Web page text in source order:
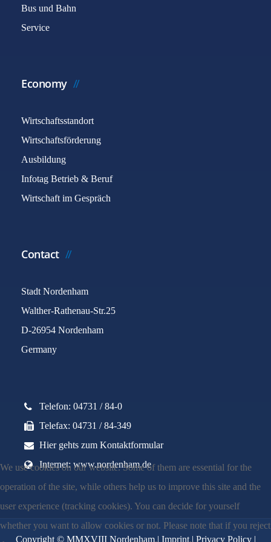
Bus und Bahn
Service
Economy
Wirtschaftsstandort
Wirtschaftsförderung
Ausbildung
Infotag Betrieb & Beruf
Wirtschaft im Gespräch
Contact
Stadt Nordenham
Walther-Rathenau-Str.25
D-26954 Nordenham
Germany
Telefon: 04731 / 84-0
Telefax: 04731 / 84-349
Hier gehts zum Kontaktformular
Internet: www.nordenham.de
Copyright © MMXVIII Nordenham | Imprint| Privacy Policy|
We use cookies on our website. Some of them are essential for the
operation of the site, while others help us to improve this site and the
user experience (tracking cookies). You can decide for yourself
whether you want to allow cookies or not. Please note that if you reject